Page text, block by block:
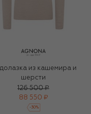
из кашемира и
шерсти
126 500 ₽
88 550 ₽
-30%